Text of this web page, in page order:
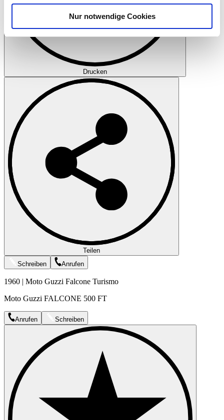
analysieren. Außerdem geben wir Informationen zu Ihrer
Verwendung unserer Website an unsere Partner für
soziale Medien, Werbung und Analysen weiter. Unsere
Partner führen diese Informationen möglicherweise mit
weiteren Daten zusammen, die Sie ihnen bereitgestellt
haben oder die sie im Rahmen Ihrer Nutzung der Dienste
gesammelt haben.Datenschutzerklärung
Nur notwendige Cookies
Drucken
Teilen
Schreiben
Anrufen
1960 | Moto Guzzi Falcone Turismo
Moto Guzzi FALCONE 500 FT
Anrufen Schreiben